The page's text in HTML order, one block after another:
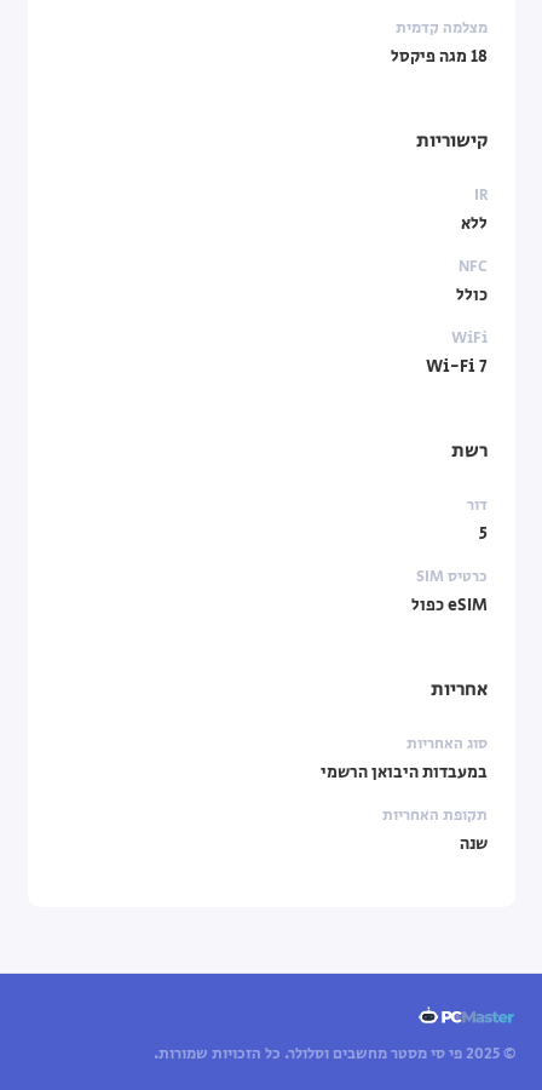
מצלמה קדמית
18 מגה פיקסל
קישוריות
IR
ללא
NFC
כולל
WiFi
Wi-Fi 7
רשת
דור
5
כרטיס SIM
eSIM כפול
אחריות
סוג האחריות
במעבדות היבואן הרשמי
תקופת האחריות
שנה
© 2025 פי סי מסטר מחשבים וסלולר. כל הזכויות שמורות.